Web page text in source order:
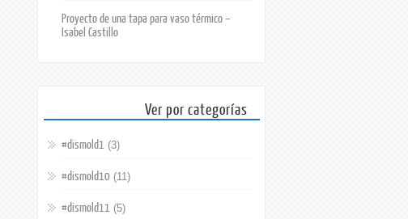
Proyecto de una tapa para vaso térmico –
Isabel Castillo
Ver por categorías
#dismold1 (3)
#dismold10 (11)
#dismold11 (5)